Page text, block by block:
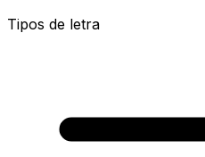
Tipos de letra